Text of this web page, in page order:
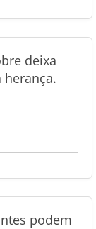
deixa
herança.
podem